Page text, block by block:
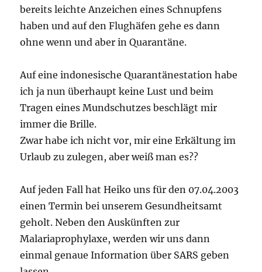
bereits leichte Anzeichen eines Schnupfens
haben und auf den Flughäfen gehe es dann
ohne wenn und aber in Quarantäne.
Auf eine indonesische Quarantänestation habe
ich ja nun überhaupt keine Lust und beim
Tragen eines Mundschutzes beschlägt mir
immer die Brille.
Zwar habe ich nicht vor, mir eine Erkältung im
Urlaub zu zulegen, aber weiß man es??
Auf jeden Fall hat Heiko uns für den 07.04.2003
einen Termin bei unserem Gesundheitsamt
geholt. Neben den Auskünften zur
Malariaprophylaxe, werden wir uns dann
einmal genaue Information über SARS geben